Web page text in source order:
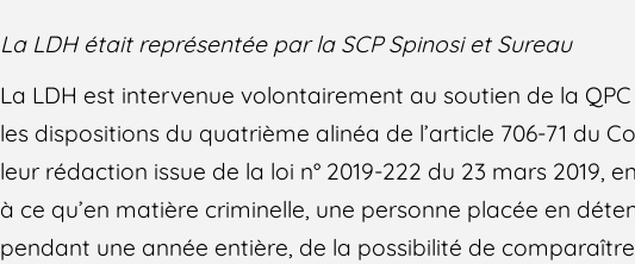
La LDH était représentée par la SCP Spinosi et Sureau
La LDH est intervenue volontairement au soutien de la
les dispositions du quatrième alinéa de l’article 706-71 du
leur rédaction issue de la loi n° 2019-222 du 23 mars 2019,
à ce qu’en matière criminelle, une personne placée en
pendant une année entière, de la possibilité de